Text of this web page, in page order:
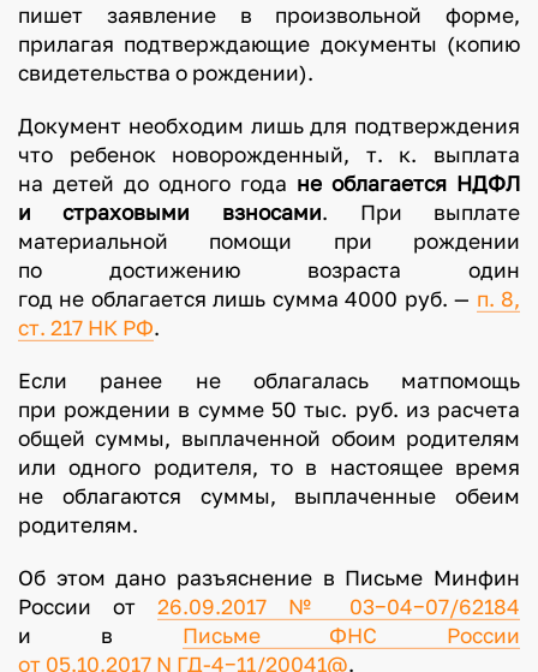
пишет заявление в произвольной форме,
прилагая подтверждающие документы (копию
свидетельства о рождении).
Документ необходим лишь для подтверждения
что ребенок новорожденный, т. к. выплата
на детей до одного года не облагается НДФЛ
и страховыми взносами. При выплате
материальной помощи при рождении
по достижению возраста один
год не облагается лишь сумма 4000 руб. — п. 8,
ст. 217 НК РФ.
Если ранее не облагалась матпомощь
при рождении в сумме 50 тыс. руб. из расчета
общей суммы, выплаченной обоим родителям
или одного родителя, то в настоящее время
не облагаются суммы, выплаченные обеим
родителям.
Об этом дано разъяснение в Письме Минфин
России от 26.09.2017 № 03−04−07/62184
и в Письме ФНС России
от 05.10.2017 N ГД-4−11/20041@.